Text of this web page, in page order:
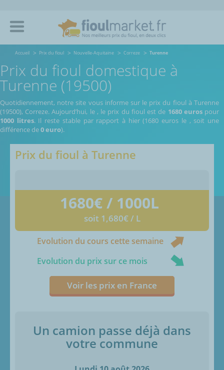
Accueil Prix du fioul Nouvelle-Aquitaine Correze Turenne
Prix du fioul domestique à
Turenne (19500)
Quotidiennement, notre site vous informe sur le prix du fioul à Turenne
(19500), Correze.Aujourd’hui, le , le prix du fioul est de 1680 eurospour
1000 litres. Il reste stable par rapport à hier (1680 euros le , soit une
différence de0 euro).
Prix du fioul à Turenne
1680€ / 1000L
soit 1,680€ / L
Evolution du cours cette semaine
Evolution du prix sur ce mois
Voir les prix en France
Un camion passe déjà dans
votre commune